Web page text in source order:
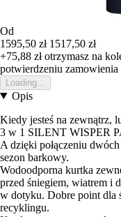
Od
1595,50 zł 1517,50 zł
+75,88 złotrzymasz na
potwierdzeniu zamowienia
Loading...
Opis
Kiedy jesteś na zewnątrz,
3 w 1 SILENT WISPER
A dzięki połączeniu
sezon barkowy.
Wodoodporna kurtka
przed śniegiem, wiatrem i
w dotyku. Dobre point dla
recyklingu.